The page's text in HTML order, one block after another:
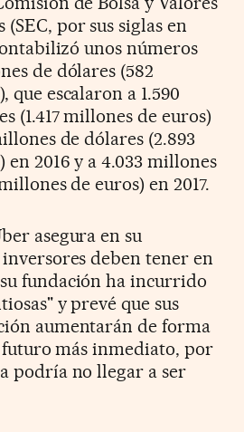
por sus siglas en
unos números
de dólares (582
que escalaron a 1.590
(1.417 millones de euros)
de dólares (2.893
2016 y a 4.033 millones
de euros) en 2017.
asegura en su
deben tener en
fundación ha incurrido
y prevé que sus
aumentarán de forma
más inmediato, por
podría no llegar a ser